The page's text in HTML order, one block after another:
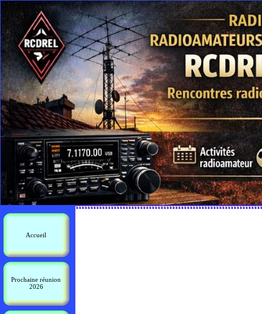
Accueil
Prochaine réunion
2026